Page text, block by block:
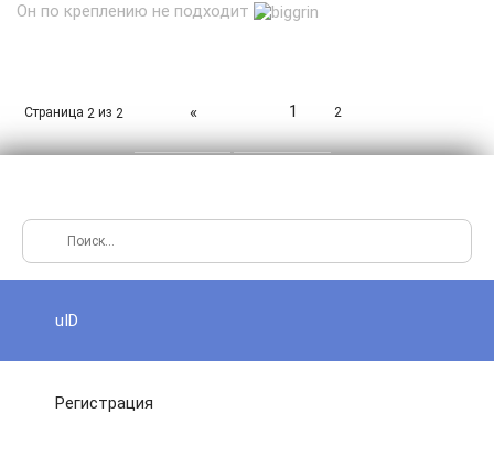
Он по креплению не подходит
Страница 2 из 2 « 1 2
uID
Регистрация